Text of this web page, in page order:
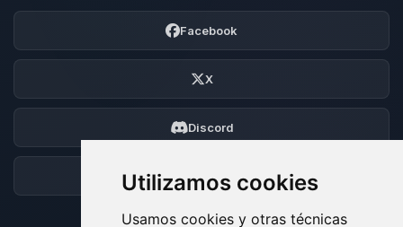
Utilizamos cookies
Usamos cookies y otras técnicas
Facebook
X
Discord
Foro